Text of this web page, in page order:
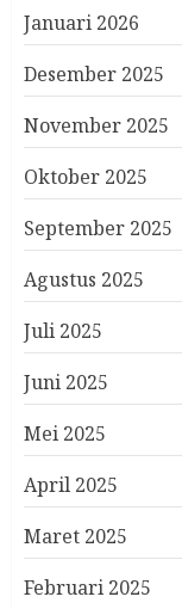
Januari 2026
Desember 2025
November 2025
Oktober 2025
September 2025
Agustus 2025
Juli 2025
Juni 2025
Mei 2025
April 2025
Maret 2025
Februari 2025